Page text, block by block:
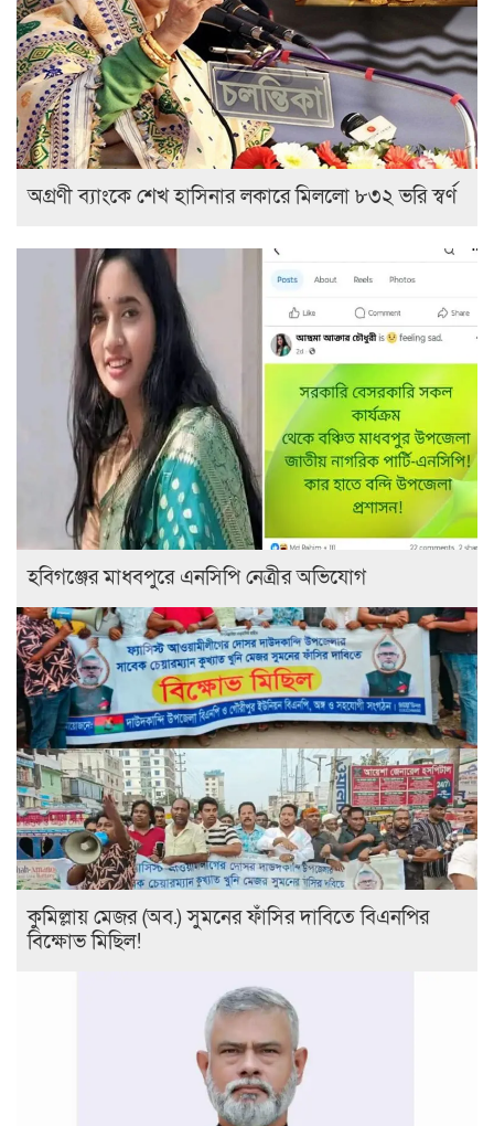
অগ্রণী ব্যাংকে শেখ হাসিনার লকারে মিললো ৮৩২ ভরি স্বর্ণ
হবিগঞ্জের মাধবপুরে এনসিপি নেত্রীর অভিযোগ
কুমিল্লায় মেজর (অব.) সুমনের ফাঁসির দাবিতে বিএনপির
বিক্ষোভ মিছিল!